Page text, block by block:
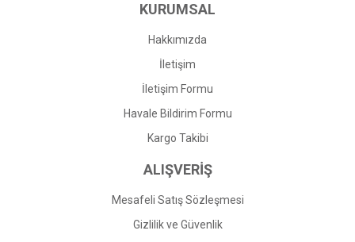
KURUMSAL
Hakkımızda
İletişim
İletişim Formu
Havale Bildirim Formu
Kargo Takibi
ALIŞVERİŞ
Mesafeli Satış Sözleşmesi
Gizlilik ve Güvenlik